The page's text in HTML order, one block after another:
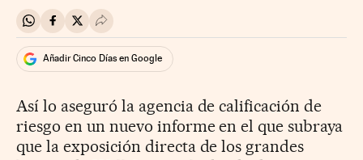
Compartir en Whatsapp
Compartir en Facebook
Compartir en Twitter
Desplegar Redes Sociales
Añadir Cinco Días en Google
Así lo aseguró la agencia de calificación de
riesgo en un nuevo informe en el que subraya
que la exposición directa de los grandes